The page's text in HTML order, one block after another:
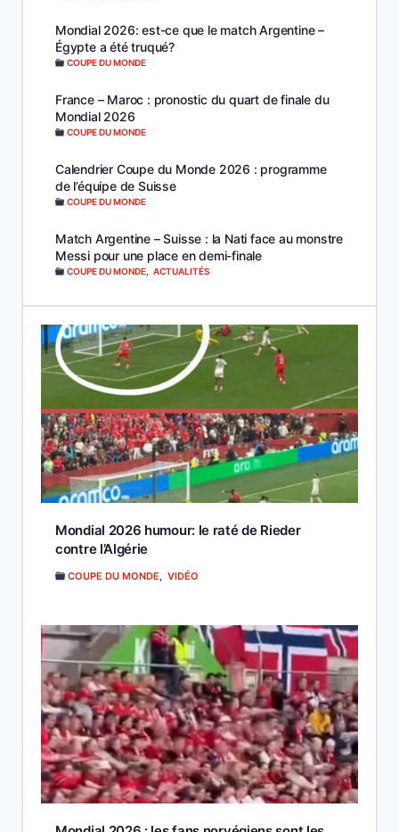
Mondial 2026: est-ce que le match Argentine –
Égypte a été truqué?
COUPE DU MONDE
France – Maroc : pronostic du quart de finale du
Mondial 2026
COUPE DU MONDE
Calendrier Coupe du Monde 2026 : programme
de l’équipe de Suisse
COUPE DU MONDE
Match Argentine – Suisse : la Nati face au monstre
Messi pour une place en demi-finale
COUPE DU MONDE ACTUALITÉS
Mondial 2026 humour: le raté de Rieder
contre l’Algérie
COUPE DU MONDE VIDÉO